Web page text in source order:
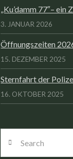
„Ku’damm 77″–
3. JANUAR 2026
Öffnungszeiten
15. DEZEMBER 2025
Sternfahrt der
16. OKTOBER 2025